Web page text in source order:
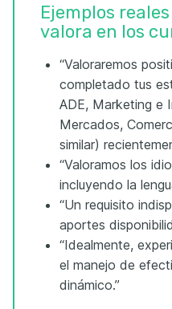
Ejemplos
valora en los
“Valoraremos
completado tus
ADE, Marketing e
Mercados,
similar)
“Valoramos los
incluyendo la
“Un requisito
aportes
“Idealmente,
el manejo de
dinámico.”